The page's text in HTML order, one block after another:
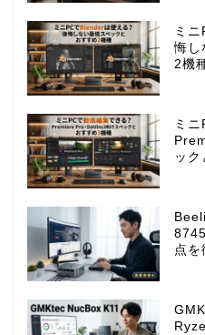
ミ
悔し
2機
ミ
ッ
点を